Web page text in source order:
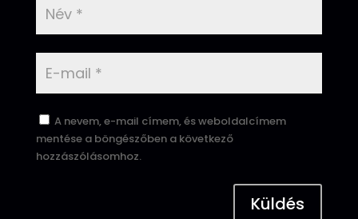
A nevem, e-mail címem, és weboldalcímem
mentése a böngészőben a következő
hozzászólásomhoz.
Küldés